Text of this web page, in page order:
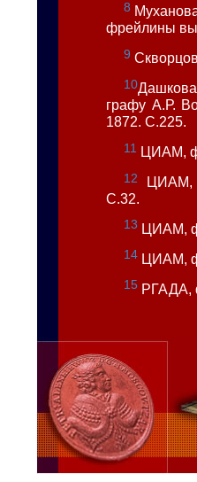
8
фрейлины
9
10
графу А.Р.
1872. С.225.
11 ЦИАМ,
12
ЦИАМ,
С.32.
13 ЦИАМ,
14 ЦИАМ,
15 РГАДА,